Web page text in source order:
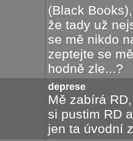
(Black
že tady už
se mě nikdo
zeptejte se
hodně zle...?
deprese
Mě zabírá
si pustim RD
jen ta úvodní